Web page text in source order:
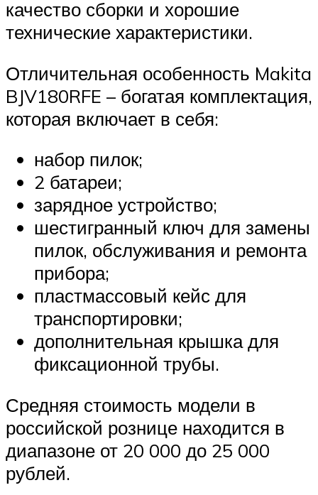
качество сборки и хорошие
технические характеристики.
Отличительная особенность Makita
BJV180RFE – богатая комплектация,
которая включает в себя:
набор пилок;
2 батареи;
зарядное устройство;
шестигранный ключ для замены
пилок, обслуживания и ремонта
прибора;
пластмассовый кейс для
транспортировки;
дополнительная крышка для
фиксационной трубы.
Средняя стоимость модели в
российской рознице находится в
диапазоне от 20 000 до 25 000
рублей.